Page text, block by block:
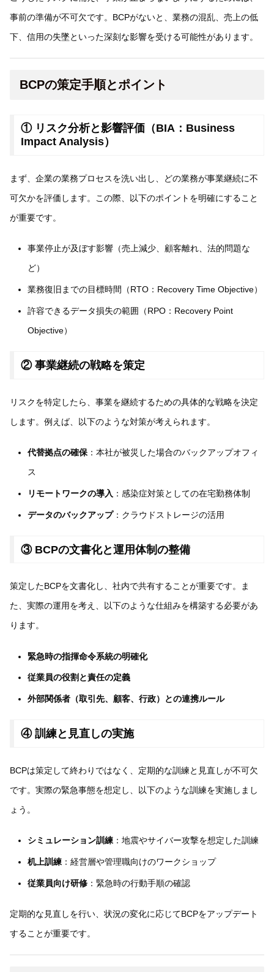
事前の準備が不可欠です。BCPがないと、業務の混乱、売上の低
下、信用の失墜といった深刻な影響を受ける可能性があります。
BCPの策定手順とポイント
① リスク分析と影響評価（BIA：Business
Impact Analysis）
まず、企業の業務プロセスを洗い出し、どの業務が事業継続に不
可欠かを評価します。この際、以下のポイントを明確にすること
が重要です。
事業停止が及ぼす影響（売上減少、顧客離れ、法的問題な
ど）
業務復旧までの目標時間（RTO：Recovery Time Objective）
許容できるデータ損失の範囲（RPO：Recovery Point
Objective）
② 事業継続の戦略を策定
リスクを特定したら、事業を継続するための具体的な戦略を決定
します。例えば、以下のような対策が考えられます。
代替拠点の確保：本社が被災した場合のバックアップオフィ
ス
リモートワークの導入 ：感染症対策としての在宅勤務体制
データのバックアップ：クラウドストレージの活用
③ BCPの文書化と運用体制の整備
策定したBCPを文書化し、社内で共有することが重要です。ま
た、実際の運用を考え、以下のような仕組みを構築する必要があ
ります。
緊急時の指揮命令系統の明確化
従業員の役割と責任の定義
外部関係者（取引先、顧客、行政）との連携ルール
④ 訓練と見直しの実施
BCPは策定して終わりではなく、定期的な訓練と見直しが不可欠
です。実際の緊急事態を想定し、以下のような訓練を実施しまし
ょう。
シミュレーション訓練：地震やサイバー攻撃を想定した訓練
机上訓練：経営層や管理職向けのワークショップ
従業員向け研修：緊急時の行動手順の確認
定期的な見直しを行い、状況の変化に応じてBCPをアップデート
することが重要です。